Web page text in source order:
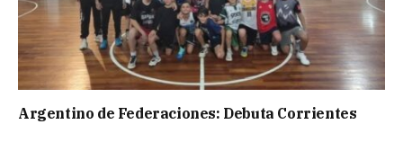
Argentino de Federaciones: Debuta Corrientes